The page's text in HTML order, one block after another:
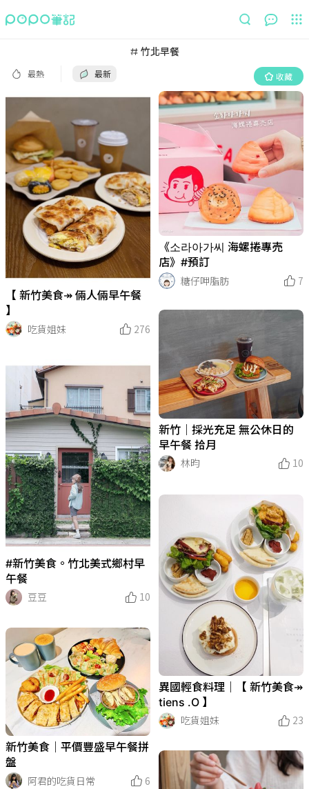
竹北早餐
最熱 最新 收藏
收藏
【 新竹美食↠ 倆人倆早午餐
】
吃貨姐妹
276
《소라아가씨 海螺捲專売
店》#預訂
糖仔呷脂肪
7
新竹｜採光充足 無公休日的
早午餐 拾月
林昀
10
#新竹美食。竹北美式鄉村早
午餐
豆豆
10
異國輕食料理｜【 新竹美食↠
tiens .O 】
吃貨姐妹
23
新竹美食｜平價豐盛早午餐拼
盤
阿君的吃貨日常
6